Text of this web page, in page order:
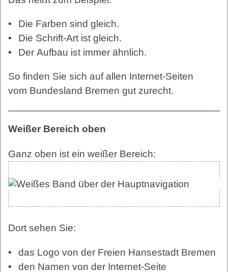
Die Farben sind gleich.
Die Schrift-Art ist gleich.
Der Aufbau ist immer ähnlich.
So finden Sie sich auf allen Internet-Seiten
vom Bundesland Bremen gut zurecht.
Weißer Bereich oben
Ganz oben ist ein weißer Bereich:
Dort sehen Sie:
das Logo von der Freien Hansestadt Bremen
den Namen von der Internet-Seite